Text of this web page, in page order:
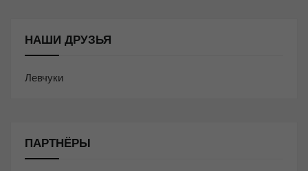
НАШИ ДРУЗЬЯ
Левчуки
ПАРТНЁРЫ